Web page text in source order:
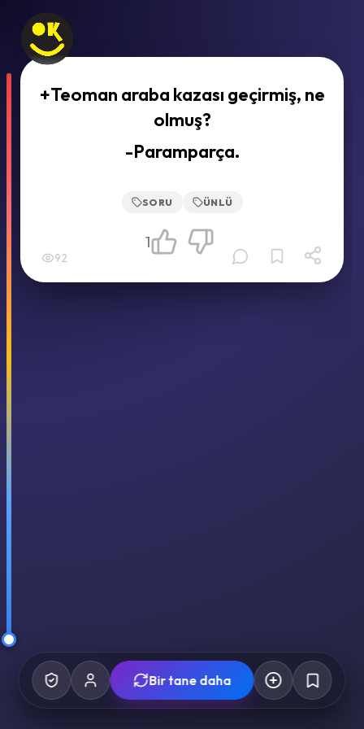
+Teoman araba kazası geçirmiş, ne
olmuş?
-Paramparça.
SORU ÜNLÜ
92
1
Bir tane daha